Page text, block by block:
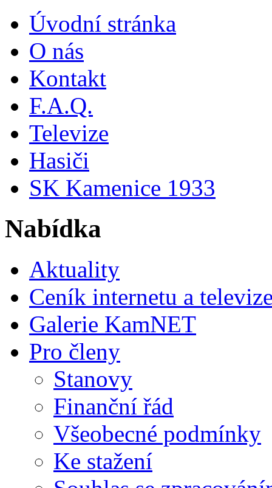
Úvodní stránka
O nás
Kontakt
F.A.Q.
Televize
Hasiči
SK Kamenice 1933
Nabídka
Aktuality
Ceník internetu a
Galerie KamNET
Pro členy
Stanovy
Finanční řád
Všeobecné podmínky
Ke stažení